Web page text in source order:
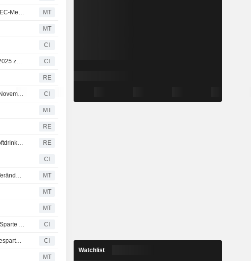
Pepsico-Insider verkauft Aktien im Wert von 4.677.610$, laut aktueller SEC-Meldung MT
MT
CI
PepsiCo, Inc. ernennt Steven Williams mit Wirkung zum 28. Dezember 2025 zum Executive Vice President und Vice Chairman, Global Chief Commercial Officer und Corporate Affairs CI
RE
PepsiCo kündigt Veränderungen im Führungsteam an, wirksam ab 10. November 2025 CI
MT
RE
PepsiCo übertrifft Gewinnerwartungen dank stabiler Nachfrage nach Softdrinks und Snacks - Neuer Finanzchef ernannt RE
CI
Elliott baut 4-Milliarden-Dollar-Beteiligung an PepsiCo auf und fordert Veränderungen MT
MT
MT
PepsiCo ernennt Alexia Horley zur neuen Geschäftsführerin der Foods-Sparte in Australien und Neuseeland ab dem 21. Juli 2025 CI
PepsiCo kündigt Führungswechsel in der nordamerikanischen Getränkesparte an CI
MT
Watchlist